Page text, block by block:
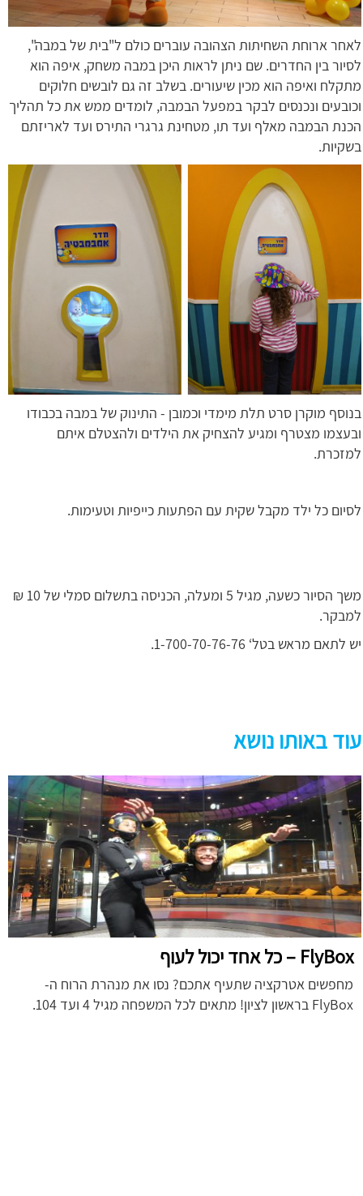
לאחר ארוחת השחיתות הצהובה עוברים כולם ל"בית של במבה",
לסיור בין החדרים. שם ניתן לראות היכן במבה משחק, איפה הוא
מתקלח ואיפה הוא מכין שיעורים. בשלב זה גם לובשים חלוקים
וכובעים ונכנסים לבקר במפעל הבמבה, לומדים ממש את כל תהליך
הכנת הבמבה מאלף ועד תו, מטחינת גרגרי התירס ועד לאריזתם
בשקיות.
בנוסף מוקרן סרט תלת מימדי וכמובן - התינוק של במבה בכבודו
ובעצמו מצטרף ומגיע להצחיק את הילדים ולהצטלם איתם
למזכרת.
לסיום כל ילד מקבל שקית עם הפתעות כייפיות וטעימות.
משך הסיור כשעה, מגיל 5 ומעלה, הכניסה בתשלום סמלי של 10 ₪
למבקר.
יש לתאם מראש בטל‘ 1-700-70-76-76.
עוד באותו נושא
FlyBox – כל אחד יכול לעוף
מחפשים אטרקציה שתעיף אתכם? נסו את מנהרת הרוח ה-
FlyBox בראשון לציון! מתאים לכל המשפחה מגיל 4 ועד 104.